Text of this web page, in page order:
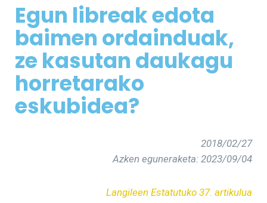
Egun libreak edota
baimen ordainduak,
ze kasutan daukagu
horretarako
eskubidea?
2018/02/27
Azken eguneraketa: 2023/09/04
Langileen Estatutuko 37. artikulua